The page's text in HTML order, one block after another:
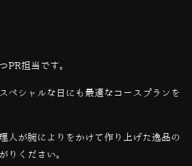
PR担当です。
ペシャルな日にも最適なコースプランを
人が腕によりをかけて作り上げた逸品の
りください。